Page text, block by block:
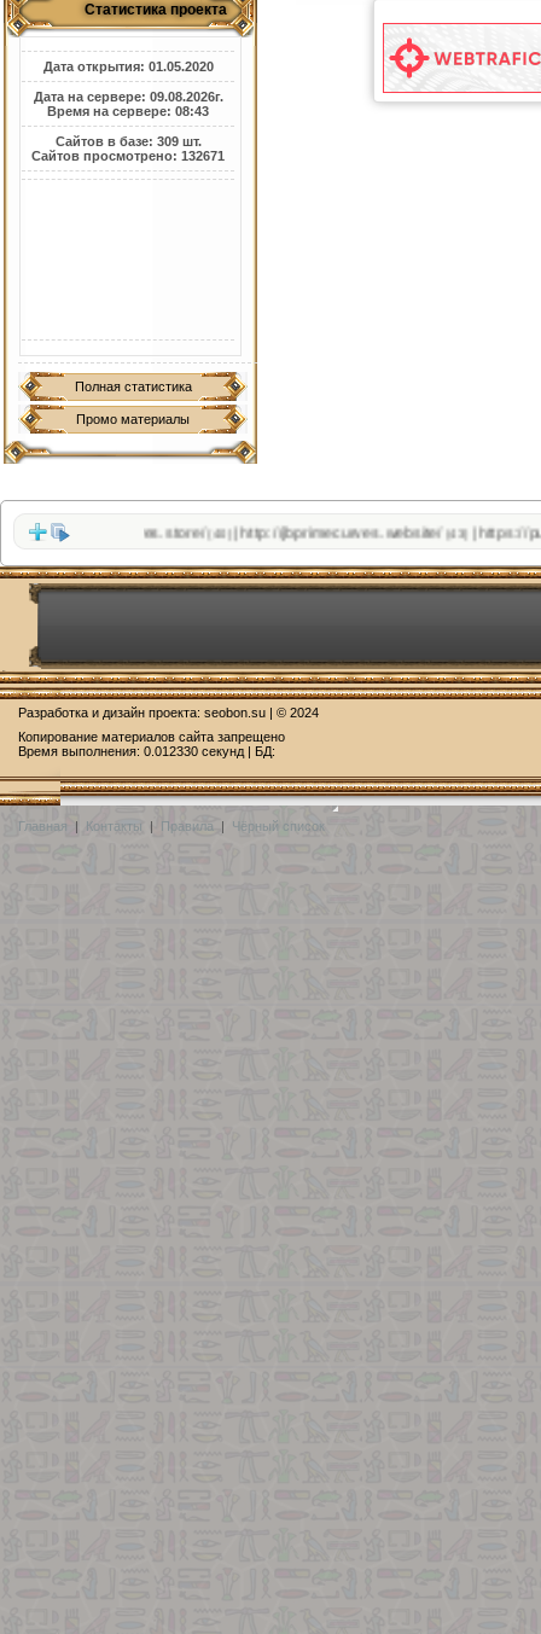
Статистика проекта
Дата открытия: 01.05.2020
Дата на сервере: 09.08.2026г.
Время на сервере: 08:43
Сайтов в базе: 309 шт.
Сайтов просмотрено: 132671
Полная статистика
Промо материалы
(40)| http://jbprimecurves.website/(43)|https://
Разработка и дизайн проекта: seobon.su | © 2024
Копирование материалов сайта запрещено
Время выполнения: 0.012330 секунд | БД:
Главная | Контакты | Правила | Чёрный список